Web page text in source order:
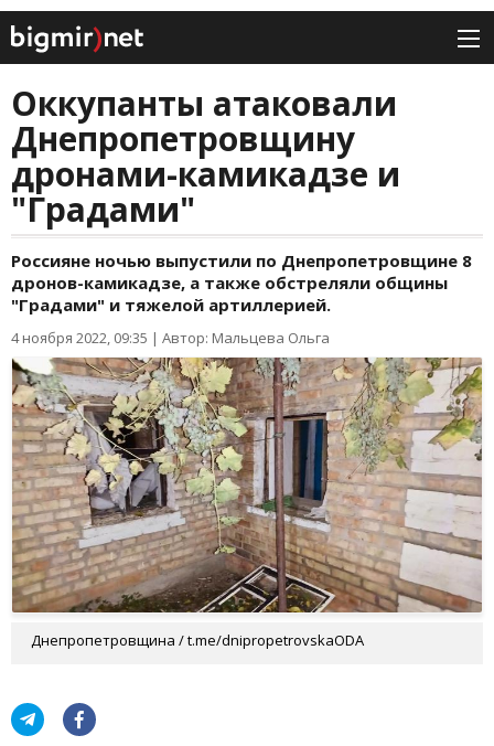
Оккупанты атаковали
Днепропетровщину
дронами-камикадзе и
"Градами"
Россияне ночью выпустили по Днепропетровщине 8
дронов-камикадзе, а также обстреляли общины
"Градами" и тяжелой артиллерией.
4 ноября 2022, 09:35 | Автор: Мальцева Ольга
Днепропетровщина / t.me/dnipropetrovskaODA